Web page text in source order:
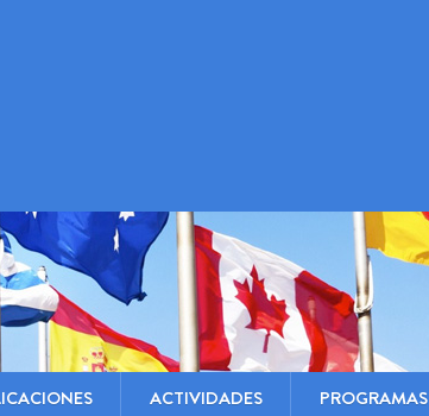
ACTIVIDADES PROGRAMAS